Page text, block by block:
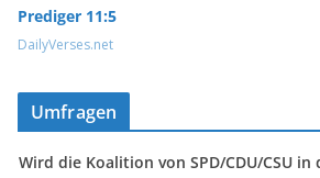
Prediger 11:5
DailyVerses.net
Umfragen
Wird die Koalition von SPD/CDU/CSU